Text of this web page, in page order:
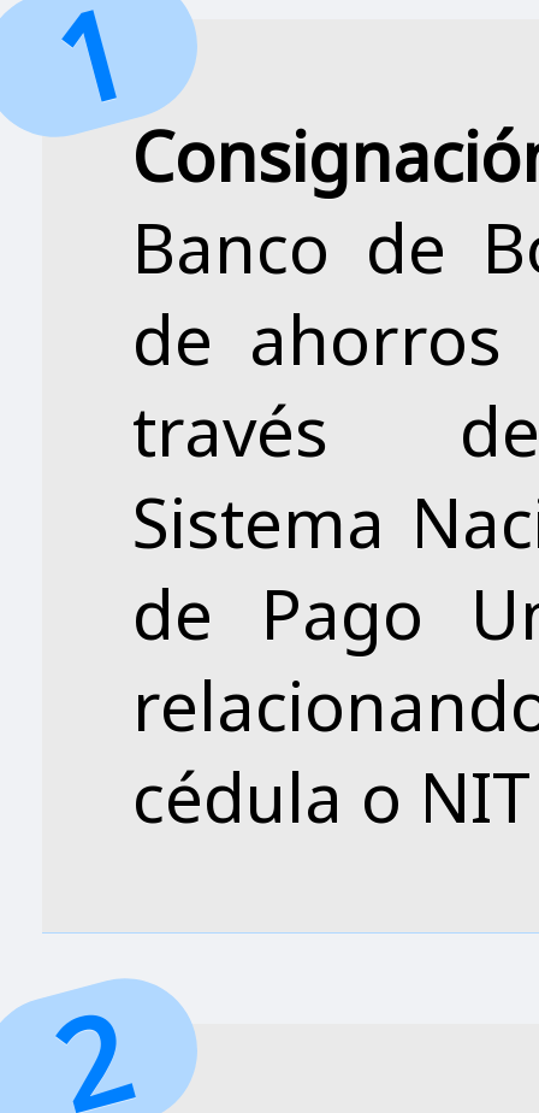
Banco de
de ahorros
través
Sistema
de Pago
cédula o